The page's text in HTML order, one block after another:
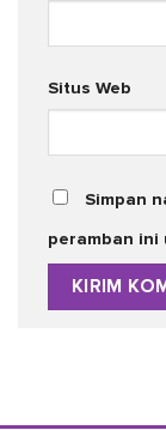
Situs Web
Simpan
peramban ini